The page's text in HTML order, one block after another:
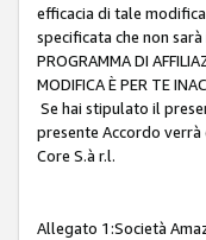
efficacia di tale
specificata che non
PROGRAMMA DI
MODIFICA È PER TE
Se hai stipulato il
presente Accordo verrà
Core S.à r.l.
Allegato 1:Società